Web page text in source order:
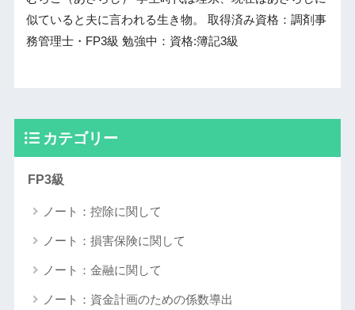
似ていると夫に言われる生き物。 取得済み資格：調剤事
務管理士・FP3級 勉強中：資格:簿記3級
カテゴリー
FP3級
ノート：控除に関して
ノート：損害保険に関して
ノート：金融に関して
ノート：資金計画のための係数導出